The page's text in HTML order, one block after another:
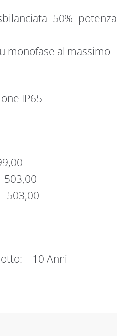
50% potenza
monofase al massimo
IP65
503,00
10 Anni